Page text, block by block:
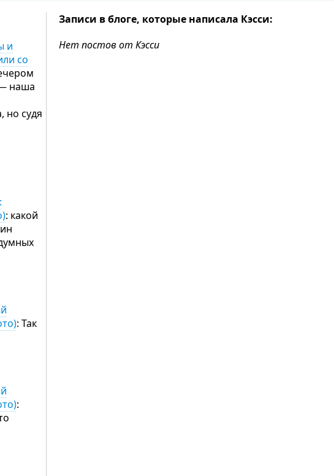
и
со
— наша
но судя
: какой
: Так
:
Записи в блоге, которые написала Кэсси:
Нет постов от Кэсси